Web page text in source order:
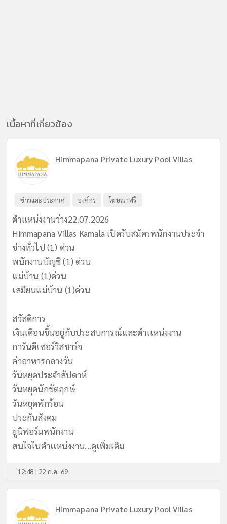
เนื้อหาที่เกี่ยวข้อง
Himmapana Private Luxury Pool Villas
ข่าวและประกาศ องค์กร โฆษณาฟรี
ตำแหน่งงานว่าง22.07.2026
Himmapana Villas Kamala เปิดรับสมัครพนักงานประจำ
ช่างทั่วไป (1) ด่วน
พนักงานบัญชี (1) ด่วน
แม่บ้าน (1)ด่วน
เสมียนแม่บ้าน (1)ด่วน
สวัสดิการ
เงินเดือนขึ้นอยู่กับประสบการณ์และตำเเหน่งงาน
การันตีเซอร์วิสชาร์จ
ค่าอาหารกลางวัน
วันหยุดประจำสัปดาห์
วันหยุดนักขัตฤกษ์
วันหยุดพักร้อน
ประกันสังคม
ยูนิฟอร์มพนักงาน
สนใจในตำเเหน่งงาน...ดูเพิ่มเติม
12:48 | 22 ก.ค. 69
Himmapana Private Luxury Pool Villas